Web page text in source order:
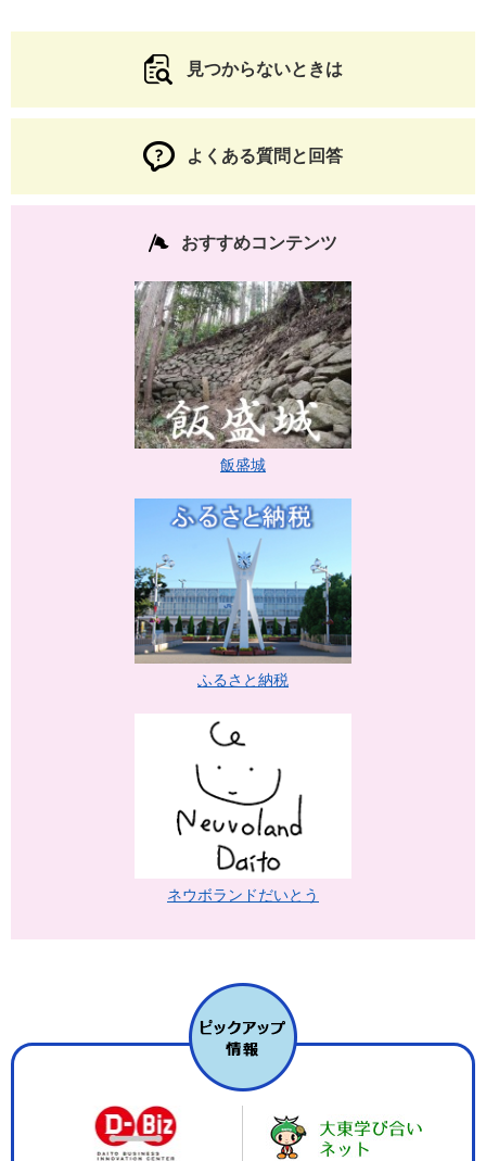
見つからないときは
よくある質問と回答
おすすめコンテンツ
飯盛城
ふるさと納税
ネウボランドだいとう